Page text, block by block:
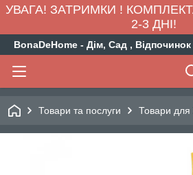
УВАГА! ЗАТРИМКИ !
2-3 ДНІ!
BonaDeHome - Дім, Сад , Відпочинок
Товари та послуги Товари для